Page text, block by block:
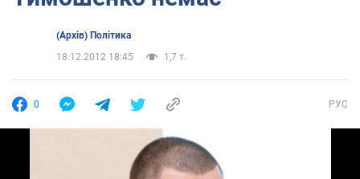
(Архів) Політика
18.12.2012 18:45
1,7 т.
0 РУС